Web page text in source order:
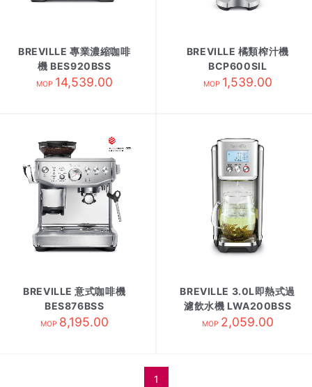
BREVILLE 專業濃縮咖啡
機 BES920BSS
MOP 14,539.00
BREVILLE 橘類榨汁機
BCP600SIL
MOP 1,539.00
BREVILLE 意式咖啡機
BES876BSS
MOP 8,195.00
BREVILLE 3.0L即熱式過
濾飲水機 LWA200BSS
MOP 2,059.00
1